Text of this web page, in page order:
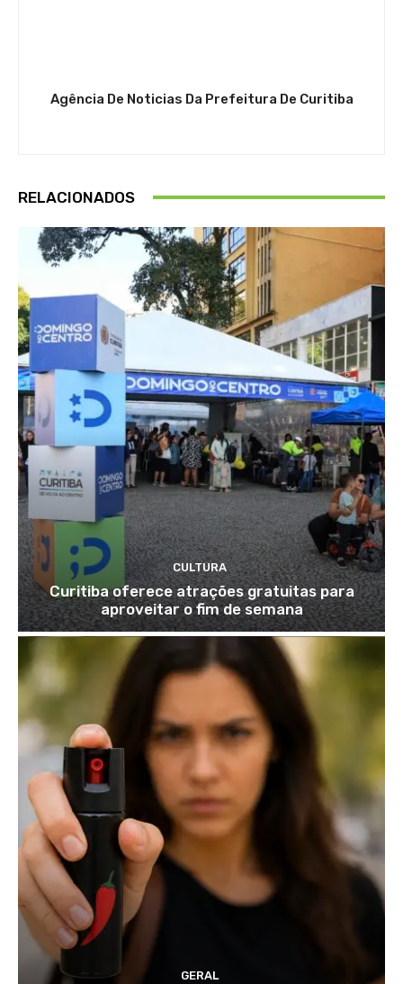
Agência De Noticias Da Prefeitura De Curitiba
RELACIONADOS
CULTURA
Curitiba oferece atrações gratuitas para
aproveitar o fim de semana
GERAL